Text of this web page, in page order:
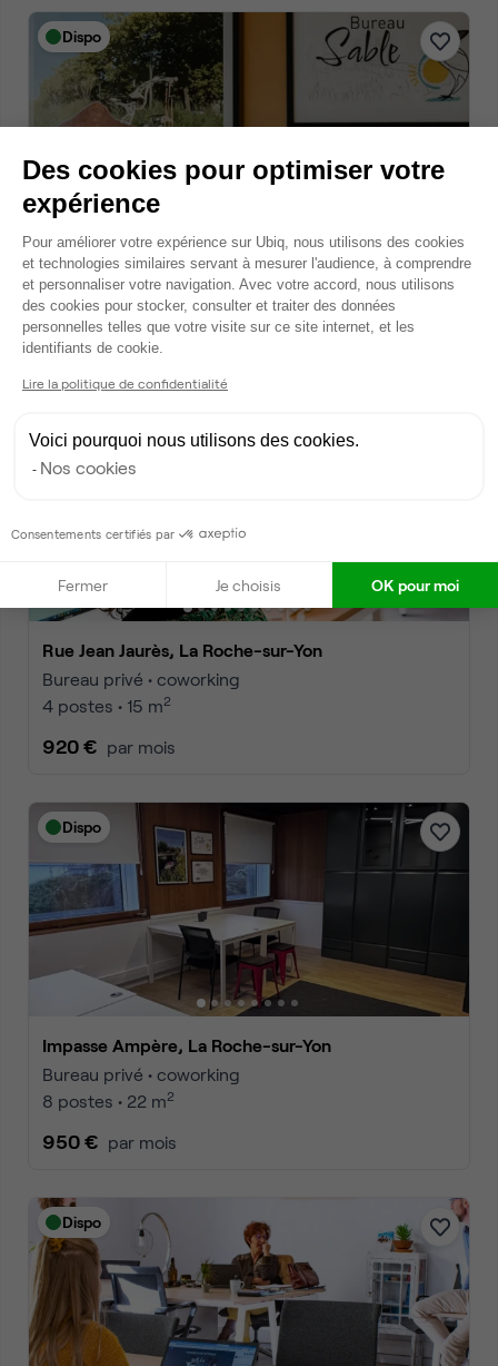
Dispo
Impasse Ampère, La Roche-sur-Yon
Bureau privé • coworking
2 postes • 9 m2
590 € par mois
Dispo
Rue Jean Jaurès, La Roche-sur-Yon
Bureau privé • coworking
4 postes • 15 m2
920 € par mois
Dispo
Impasse Ampère, La Roche-sur-Yon
Bureau privé • coworking
8 postes • 22 m2
950 € par mois
Dispo
Des cookies pour optimiser votre
expérience
Plateforme de Gestion du
Pour améliorer votre expérience sur Ubiq, nous utilisons des cookies
et technologies similaires servant à mesurer l'audience, à comprendre
et personnaliser votre navigation. Avec votre accord, nous utilisons
des cookies pour stocker, consulter et traiter des données
personnelles telles que votre visite sur ce site internet, et les
identifiants de cookie.
Lire la politique de confidentialité
Voici pourquoi nous utilisons des cookies.
Nos cookies
Consentements certifiés par
Fermer Je choisis OK pour moi